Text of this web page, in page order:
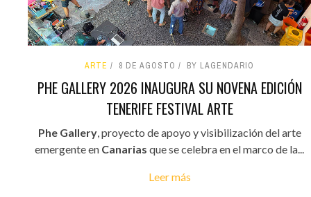
ARTE 8 DE AGOSTO BY LAGENDARIO
PHE GALLERY 2026 INAUGURA SU NOVENA EDICIÓN
TENERIFE FESTIVAL ARTE
Phe Gallery, proyecto de apoyo y visibilización del arte
emergente en Canarias que se celebra en el marco de la...
Leer más